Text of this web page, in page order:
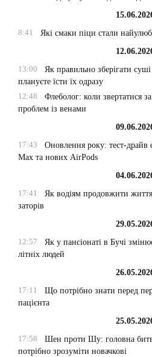
8:41
Які смаки піци стали
13:00
Як правильно зберігати
плануєте їсти їх одразу
12:48
Флеболог: коли звертатися
проблем із венами
17:43
Оновлення року: тест-драйв
Max та нових AirPods
17:41
Як водіям продовжити
заторів
12:57
Як у пансіонаті в Бучі
літніх людей
17:11
Що потрібно знати перед
пацієнта
17:58
Шен проти Шу: головна
потрібно зрозуміти новачкові